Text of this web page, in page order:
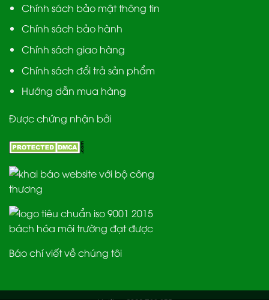
Chính sách bảo mật thông tin
Chính sách bảo hành
Chính sách giao hàng
Chính sách đổi trả sản phẩm
Hướng dẫn mua hàng
Được chứng nhận bởi
Báo chí viết về chúng tôi